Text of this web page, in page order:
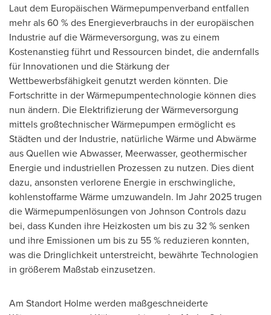
Laut dem Europäischen Wärmepumpenverband entfallen
mehr als 60 % des Energieverbrauchs in der europäischen
Industrie auf die Wärmeversorgung, was zu einem
Kostenanstieg führt und Ressourcen bindet, die andernfalls
für Innovationen und die Stärkung der
Wettbewerbsfähigkeit genutzt werden könnten. Die
Fortschritte in der Wärmepumpentechnologie können dies
nun ändern. Die Elektrifizierung der Wärmeversorgung
mittels großtechnischer Wärmepumpen ermöglicht es
Städten und der Industrie, natürliche Wärme und Abwärme
aus Quellen wie Abwasser, Meerwasser, geothermischer
Energie und industriellen Prozessen zu nutzen. Dies dient
dazu, ansonsten verlorene Energie in erschwingliche,
kohlenstoffarme Wärme umzuwandeln. Im Jahr 2025 trugen
die Wärmepumpenlösungen von Johnson Controls dazu
bei, dass Kunden ihre Heizkosten um bis zu 32 % senken
und ihre Emissionen um bis zu 55 % reduzieren konnten,
was die Dringlichkeit unterstreicht, bewährte Technologien
in größerem Maßstab einzusetzen.
Am Standort Holme werden maßgeschneiderte